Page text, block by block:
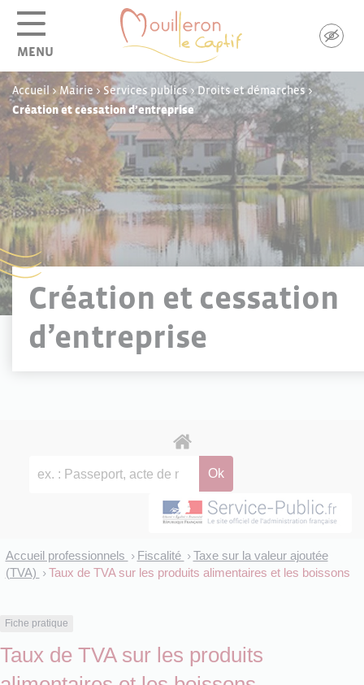
MENU
Accueil >Mairie> Services publics>Droits et démarches>
Création et cessation d’entreprise
Création et cessation
d’entreprise
Accueil professionnels > Fiscalité > Taxe sur la valeur ajoutée
(TVA) > Taux de TVA sur les produits alimentaires et les boissons
Fiche pratique
Taux de TVA sur les produits
Panneau de gestion des cookies